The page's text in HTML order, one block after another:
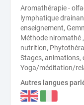
Aromathérapie -
lymphatique
enseignement,
Méthode niromathé
nutrition,
Stages, animations,
Yoga/méditation/
Autres langues